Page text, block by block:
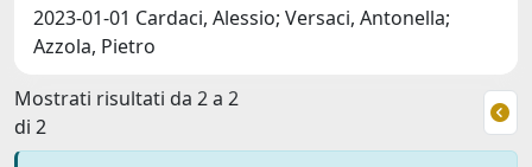
2023-01-01 Cardaci, Alessio; Versaci, Antonella;
Azzola, Pietro
Mostrati risultati da 2 a 2
di 2